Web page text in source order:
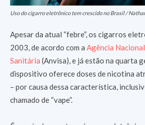
Uso do cigarro eletrônico tem crescido no Brasil /
Apesar da atual “febre”, os cigarros
2003, de acordo com a Agência
Sanitária (Anvisa), e já estão na quarta
dispositivo oferece doses de nicotina
– por causa dessa característica,
chamado de “vape”.